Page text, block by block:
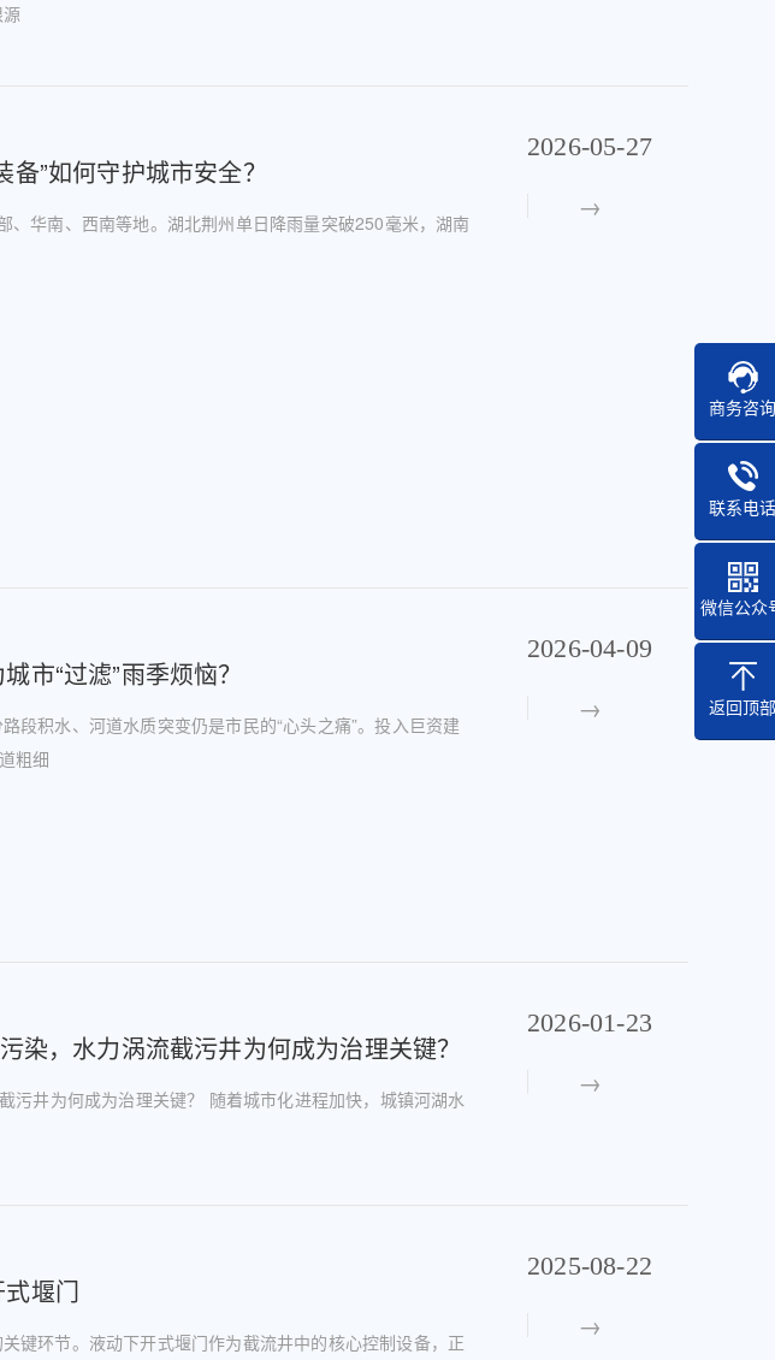
”如何守护城市安全？
2026-05-27
华南、西南等地。湖北荆州单日降雨量突破250毫米，湖南
市“过滤”雨季烦恼？
2026-04-09
段积水、河道水质突变仍是市民的“心头之痛”。投入巨资建
粗细
染，水力涡流截污井为何成为治理关键？
2026-01-23
污井为何成为治理关键？ 随着城市化进程加快，城镇河湖水
堰门
2025-08-22
键环节。液动下开式堰门作为截流井中的核心控制设备，正
商务咨
联系电
微信公众
返回顶